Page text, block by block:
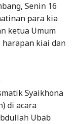
Senin 16
para kia
ketua Umum
harapan kiai dan
Syaikhona
di acara
Ubab